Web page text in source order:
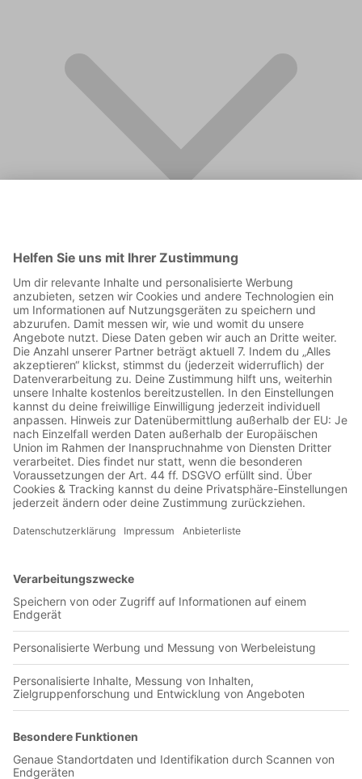
FAQ
Supporter werden
Unsere App ist in den offiziellen Stores verfügbar!
Jetzt herunterladen